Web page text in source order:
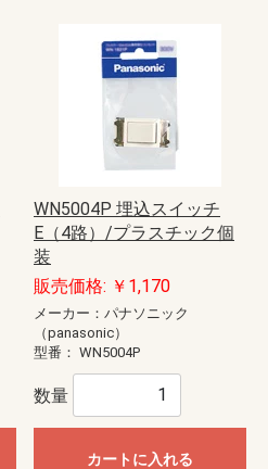
WN5004P 埋込スイッチ
E（4路）/プラスチック個
装
販売価格: ￥1,170
メーカー：パナソニック
（panasonic）
型番： WN5004P
数量
カートに入れる